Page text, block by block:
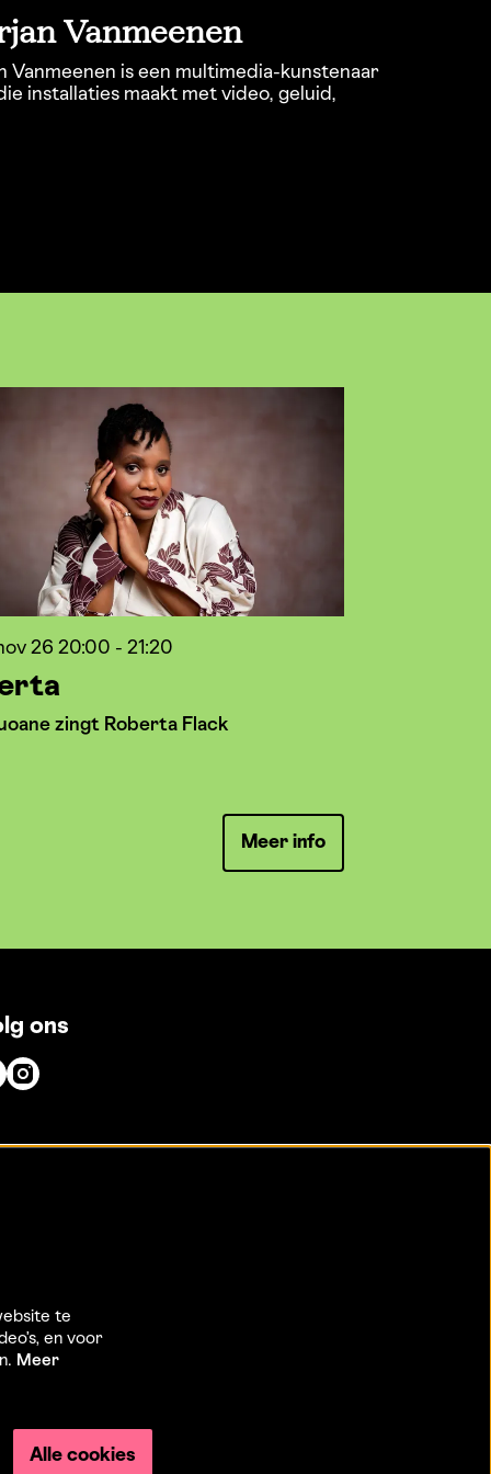
Vanmeenen
Vanmeenen is een multimedia-kunstenaar
installaties maakt met video, geluid,
zingt Roberta Flack
26 20:00 - 21:20
Meer info
ons
te
en voor
Meer
Alle cookies